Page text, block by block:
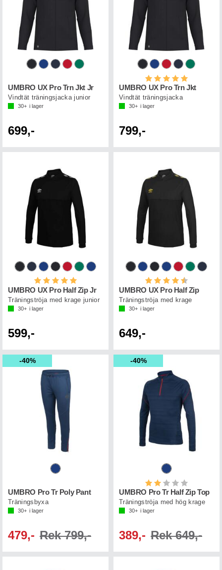
UMBRO UX Pro Trn Jkt Jr
Vindtät träningsjacka junior
30+ i lager
699,-
Betyg:
UMBRO UX Pro Trn Jkt
Vindtät träningsjacka
30+ i lager
799,-
Betyg:
UMBRO UX Pro Half Zip Jr
Träningströja med krage junior
30+ i lager
599,-
Betyg:
UMBRO UX Pro Half Zip
Träningströja med krage
30+ i lager
649,-
40%
UMBRO Pro Tr Poly Pant
Träningsbyxa
30+ i lager
479,- Rek 799,-
40%
Betyg:
UMBRO Pro Tr Half Zip Top
Träningströja med hög krage
30+ i lager
389,- Rek 649,-